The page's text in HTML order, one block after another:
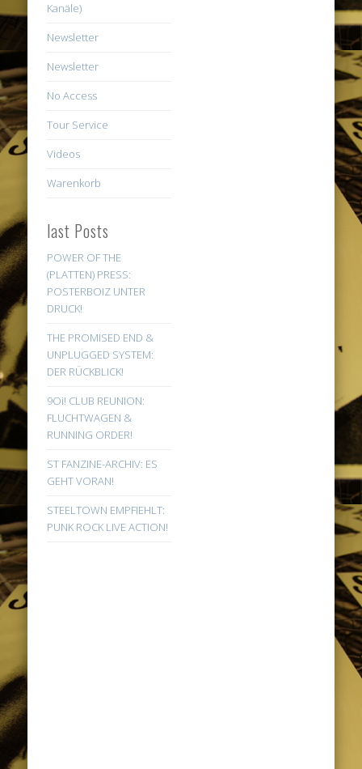
Kanäle)
Newsletter
Newsletter
No Access
Tour Service
Videos
Warenkorb
last Posts
POWER OF THE
(PLATTEN) PRESS:
POSTERBOIZ UNTER
DRUCK!
THE PROMISED END &
UNPLUGGED SYSTEM:
DER RÜCKBLICK!
9Oi! CLUB REUNION:
FLUCHTWAGEN &
RUNNING ORDER!
ST FANZINE-ARCHIV: ES
GEHT VORAN!
STEELTOWN EMPFIEHLT:
PUNK ROCK LIVE ACTION!